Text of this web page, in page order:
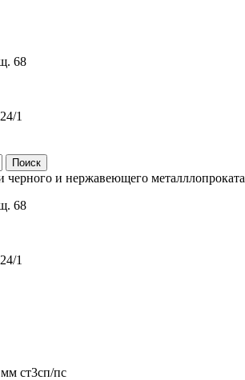
68
1
Поиск
и нержавеющего металллопроката
68
1
ст3сп/пс